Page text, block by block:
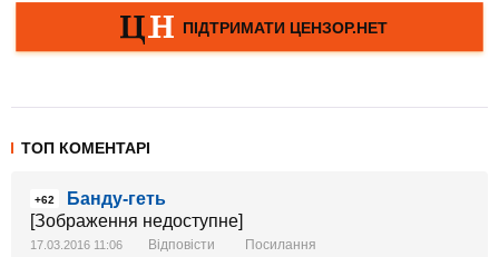
ТОП КОМЕНТАРІ
+62
Банду-геть
[Зображення недоступне]
17.03.2016 11:06 Відповісти Посилання